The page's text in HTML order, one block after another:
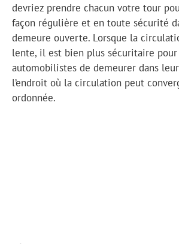
devriez prendre chacun votre tour
façon régulière et en toute sécurité
demeure ouverte. Lorsque la
lente, il est bien plus sécuritaire
automobilistes de demeurer dans
l’endroit où la circulation peut
ordonnée.